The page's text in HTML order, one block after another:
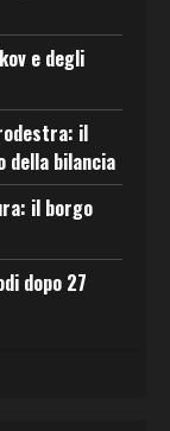
e degli
il
della bilancia
il borgo
dopo 27